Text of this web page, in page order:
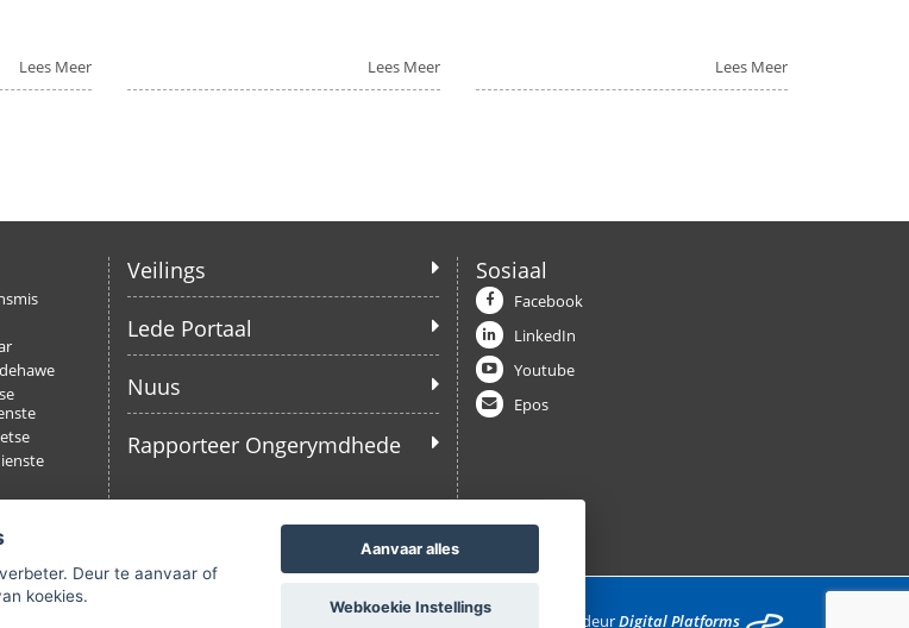
Lees Meer Lees Meer Lees Meer
Veilings
Lede Portaal
Nuus
Rapporteer Ongerymdhede
Sosiaal
Facebook
LinkedIn
Youtube
Epos
Ontwikkel deurDigital Platforms
Deur te aanvaar of
koekies.
Aanvaar alles
Webkoekie Instellings